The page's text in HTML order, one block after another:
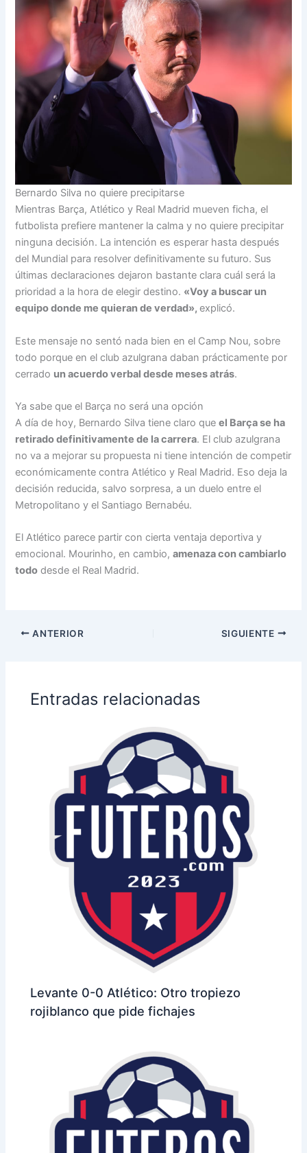
Bernardo Silva no quiere precipitarse
Mientras Barça, Atlético y Real Madrid mueven ficha, el
futbolista prefiere mantener la calma y no quiere precipitar
ninguna decisión. La intención es esperar hasta después
del Mundial para resolver definitivamente su futuro. Sus
últimas declaraciones dejaron bastante clara cuál será la
prioridad a la hora de elegir destino. «Voy a buscar un
equipo donde me quieran de verdad»,explicó.
Este mensaje no sentó nada bien en el Camp Nou, sobre
todo porque en el club azulgrana daban prácticamente por
cerrado un acuerdo verbal desde meses atrás.
Ya sabe que el Barça no será una opción
A día de hoy, Bernardo Silva tiene claro queel Barça se ha
retirado definitivamente de la carrera. El club azulgrana
no va a mejorar su propuesta ni tiene intención de competir
económicamente contra Atlético y Real Madrid. Eso deja la
decisión reducida, salvo sorpresa, a un duelo entre el
Metropolitano y el Santiago Bernabéu.
El Atlético parece partir con cierta ventaja deportiva y
emocional. Mourinho, en cambio,amenaza con cambiarlo
todo desde el Real Madrid.
ANTERIOR SIGUIENTE
Entradas relacionadas
Levante 0-0 Atlético: Otro tropiezo
rojiblanco que pide fichajes